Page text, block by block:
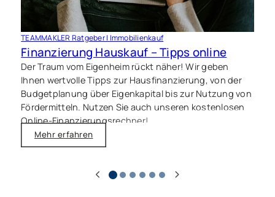
TEAMMAKLER Ratgeber | Immobilienkauf
Finanzierung Hauskauf – Tipps online
Der Traum vom Eigenheim rückt näher! Wir geben
Ihnen wertvolle Tipps zur Hausfinanzierung, von der
Budgetplanung über Eigenkapital bis zur Nutzung von
Fördermitteln. Nutzen Sie auch unseren kostenlosen
Online-Finanzierungsrechner!
Mehr erfahren